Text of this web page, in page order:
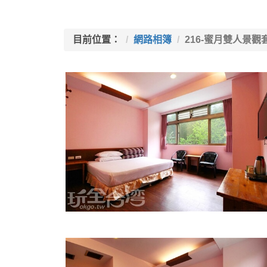
目前位置： 網路相簿 216-蜜月雙人景觀